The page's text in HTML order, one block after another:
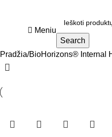
Meniu
Search
Pradžia BioHorizons® Internal